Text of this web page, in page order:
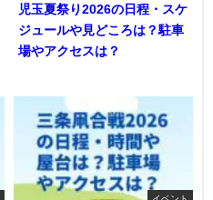
児玉夏祭り2026の日程・スケ
ジュールや見どころは？駐車
場やアクセスは？